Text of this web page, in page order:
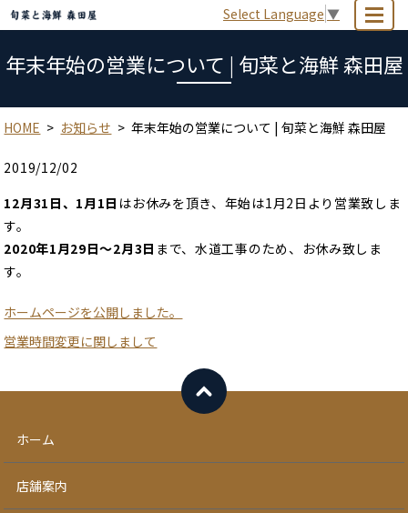
Select Language ▼
年末年始の営業について | 旬菜と海鮮 森田屋
HOME お知らせ 年末年始の営業について | 旬菜と海鮮 森田屋
2019/12/02
12月31日、1月1日 はお休みを頂き、年始は1月2日より営業致しま
す。
2020年1月29日～2月3日 まで、水道工事のため、お休み致しま
す。
ホームページを公開しました。
営業時間変更に関しまして
ホーム
店舗案内